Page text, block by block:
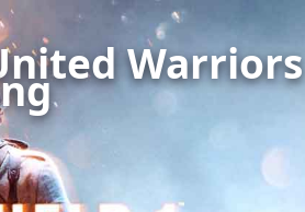
Warriors